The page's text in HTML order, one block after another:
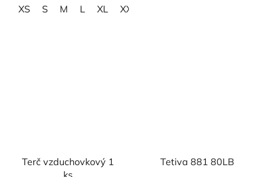
XS S M L XL XXL
Terč vzduchovkový 1
Tetiva 881 80LB